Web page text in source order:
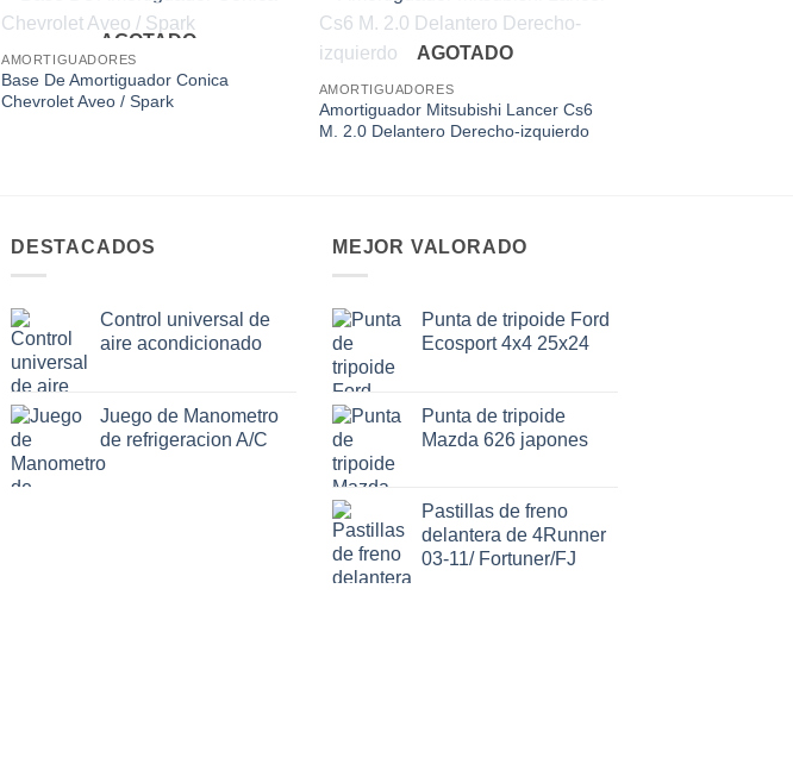
AGOTADO
AMORTIGUADORES
Base De Amortiguador Conica
Chevrolet Aveo / Spark
AGOTADO
AMORTIGUADORES
Amortiguador Mitsubishi Lancer Cs6
M. 2.0 Delantero Derecho-izquierdo
DESTACADOS
Control universal de
aire acondicionado
Juego de Manometro
de refrigeracion A/C
MEJOR VALORADO
Punta de tripoide Ford
Ecosport 4x4 25x24
Punta de tripoide
Mazda 626 japones
Pastillas de freno
delantera de 4Runner
03-11/ Fortuner/FJ